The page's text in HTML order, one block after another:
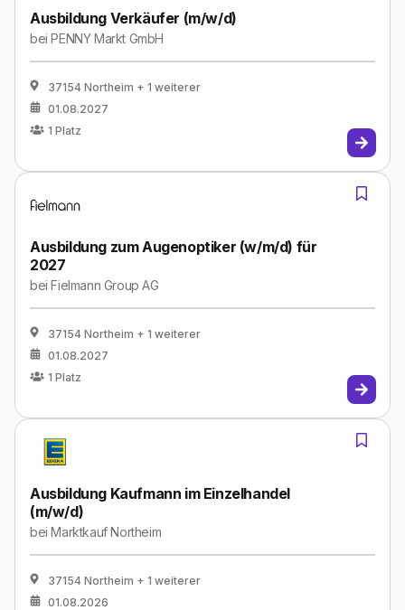
Ausbildung Verkäufer (m/w/d)
beiPENNY Markt GmbH
37154 Northeim + 1 weiterer
01.08.2027
1 Platz
Ausbildung zum Augenoptiker (w/m/d) für
2027
beiFielmann Group AG
37154 Northeim + 1 weiterer
01.08.2027
1 Platz
Ausbildung Kaufmann im Einzelhandel
(m/w/d)
beiMarktkauf Northeim
37154 Northeim + 1 weiterer
01.08.2026